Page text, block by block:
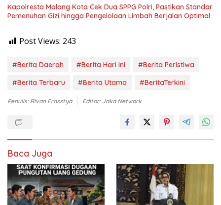
Kapolresta Malang Kota Cek Dua SPPG Polri, Pastikan Standar
Pemenuhan Gizi hingga Pengelolaan Limbah Berjalan Optimal
Post Views: 243
#Berita Daerah #Berita Hari Ini
#Berita Peristiwa
#Berita Terbaru
#Berita Utama #BeritaTerkini
Penulis: Rivan Frasstya Editor: Jaka Network
Baca Juga